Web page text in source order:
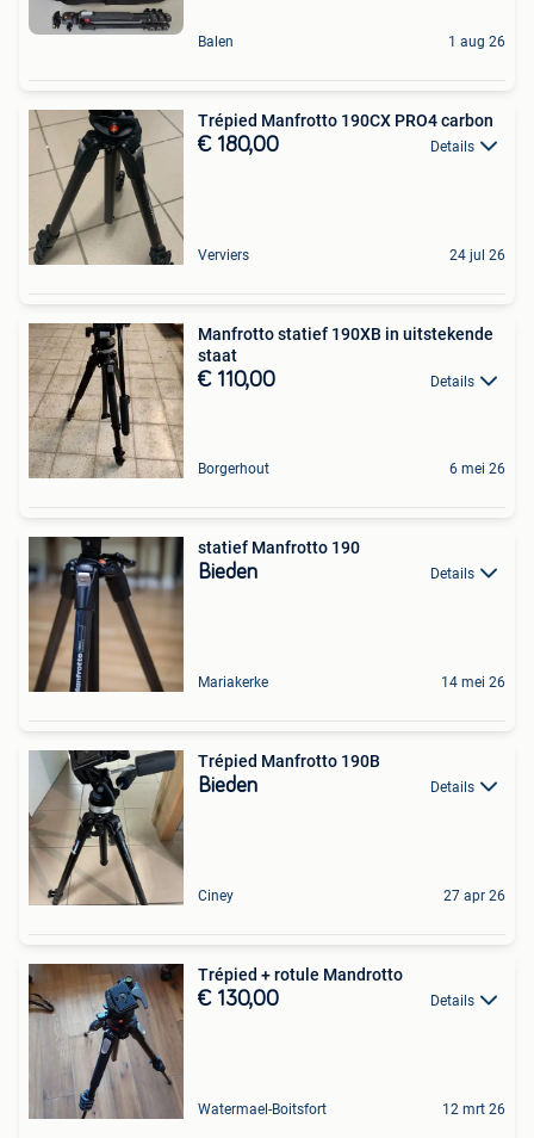
Balen 1 aug 26
Trépied Manfrotto 190CX PRO4 carbon
€ 180,00 Details
Verviers 24 jul 26
Manfrotto statief 190XB in uitstekende
staat
€ 110,00 Details
Borgerhout 6 mei 26
statief Manfrotto 190
Bieden Details
Mariakerke 14 mei 26
Trépied Manfrotto 190B
Bieden Details
Ciney 27 apr 26
Trépied + rotule Mandrotto
€ 130,00 Details
Watermael-Boitsfort 12 mrt 26